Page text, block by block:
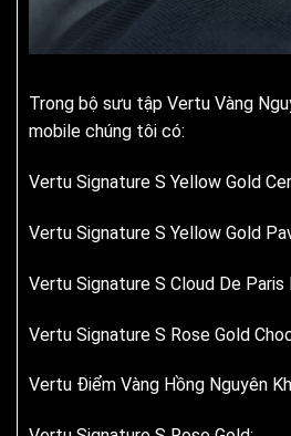
Trong bộ sưu tập Vertu Vàng
mobile chúng tôi có:
Vertu Signature S Yellow Gold
Vertu Signature S Yellow Gold
Vertu Signature S Cloud De Paris
Vertu Signature S Rose Gold
Vertu Điểm Vàng Hồng Nguyên